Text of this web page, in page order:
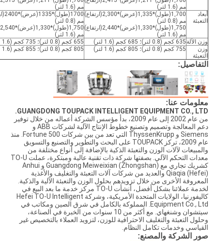
مم (1.6 لتر)
مم (1.6 لتر)
أبعاد
التعبئة
1,700(طول)*1,335(عرض)*2,300(ارتفاع)
مم (0.8 لتر)
1,750(طول)*1,330(عرض)*2,440(ارتفاع)
مم (1.6 لتر)
مم (0.8 لتر)
مم (1.6 لتر)
وزن الآلة 635 كجم (0.8 لتر)؛ 685 كجم (1.6 لتر)
655 كجم (0.8 لتر)؛ 735 كجم (1.6 لتر)
وزن
التعبئة
755 كجم (0.8 لتر)؛ 805 كجم (1.6 لتر) 805 كجم (0.8 لتر)؛ 855 كجم (1.6 لتر)
التفاصيل:
معلومات عنا:
GUANGDONG TOUPACK INTELLIGENT EQUIPMENT CO., LTD.
من عام 2002 إلى عام 2009، بدأ مؤسس الشركة أعماله من خلال توفير
دعم المعالجة وتصميم وتصنيع خطوط الإنتاج الآلية لشركات ABB و
Siemens و ThyssenKrupp التي تعد من بين شركات Fortune 500. منذ
عام 2009، تركز TOUPACK على البحث والتطوير والتصنيع والتسويق
والمبيعات لآلات الوزن والتعبئة الذكية بالإضافة إلى أنواع مختلفة من
معدات التحكم الآلي. بصفتها شركة ذات تقنية عالية ومبتكرة، عملت TO-U
كشريك تجاري مع Guangdong Meiweixian (Zhongshan) و Anhui
Qiaqia (Hefei) والعديد من شركات آلات التعبئة والتغليف والأغذية
المعروفة الأخرى من خلال تزويدهم بحلول الوزن والتعبئة الآلية والذكية.
لخدمة عملائنا بشكل أفضل، أنشأت TO-U مركز خدمة ما بعد البيع في
كاليفورنيا، الولايات المتحدة الأمريكية، وشركة Hefei TO-U Intelligent
Equipment Co., Ltd. المملوكة بالكامل في شرق الصين ومكاتب في
سيتشوان وشنغهاي. مع أكثر من 10 سنوات من الخبرة في الصناعة،
وحلول التعبئة والتغليف الاحترافية للوزن، لتزويد العملاء بالتخصيص غير
القياسي وخدمات تكامل النظام.
صور الشركة والمصنع: